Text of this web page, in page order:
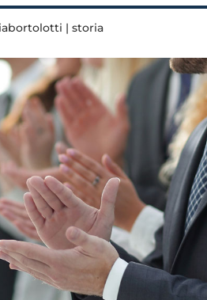
| storia